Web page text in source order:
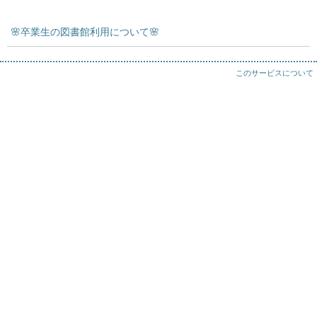
🌸卒業生の図書館利用について🌸
このサービスについて